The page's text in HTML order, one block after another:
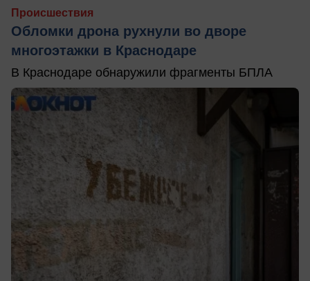
Происшествия
Обломки дрона рухнули во дворе
многоэтажки в Краснодаре
В Краснодаре обнаружили фрагменты БПЛА